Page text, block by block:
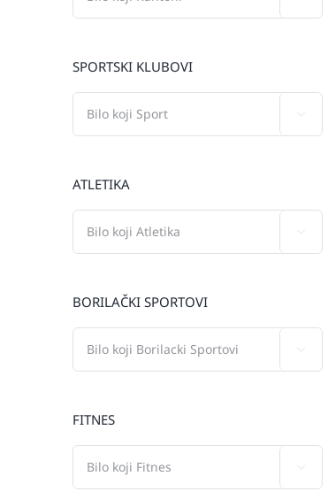
SPORTSKI KLUBOVI
ATLETIKA
BORILAČKI SPORTOVI
FITNES